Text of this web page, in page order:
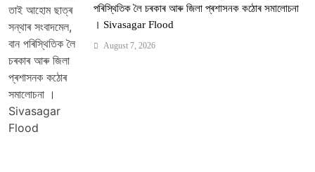
পৰিস্থিতিক লৈ চৰকাৰ আৰু জিলা প্ৰশাসনক কঠোৰ সমালোচনা
। Sivasagar Flood
August 7, 2026